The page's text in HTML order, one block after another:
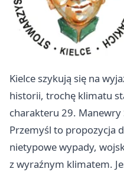
Kielce szykują się na
historii, trochę klimatu
charakteru 29. Manewry
Przemyśl to propozycja
nietypowe wypady,
z wyraźnym klimatem.